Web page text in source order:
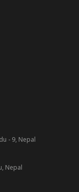
- 9, Nepal
Nepal